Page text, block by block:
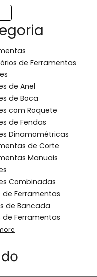
de Ferramentas
de Anel
de Boca
com Roquete
de Fendas
Dinamométricas
de Corte
Manuais
Combinadas
de Ferramentas
de Bancada
de Ferramentas